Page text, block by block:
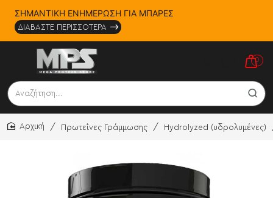
ΣΗΜΑΝΤΙΚΗ ΕΝΗΜΕΡΩΣΗ ΓΙΑ ΜΠΑΡΕΣ
ΔΙΑΒΑΣΤΕ ΠΕΡΙΣΣΟΤΕΡΑ
0
Αναζήτηση...
Πρωτεΐνες Γράμμωσης Hydrolyzed (υδρολυμένες)